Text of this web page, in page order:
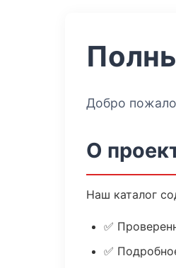
Добро
О
Наш каталог
✅
✅